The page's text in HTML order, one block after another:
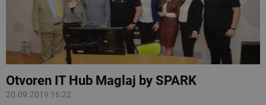
Otvoren IT Hub Maglaj by SPARK
20.09.2019 16:22